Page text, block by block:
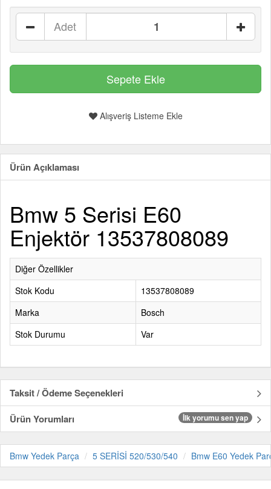
Adet
Alışveriş Listeme Ekle
Ürün Açıklaması
Bmw 5 Serisi E60
Enjektör 13537808089
Diğer Özellikler
Stok Kodu
13537808089
Marka
Bosch
Stok Durumu
Var
Taksit / Ödeme Seçenekleri
Ürün Yorumları
İlk yorumu sen yap
Bmw Yedek Parça 5 SERİSİ 520/530/540 Bmw E60 Yedek